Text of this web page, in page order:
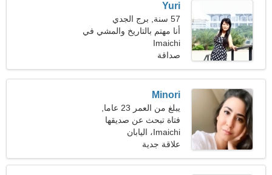
Yuri
57 سنة, برج الجدي
أنا مهتم بالتاريخ والمشي في
الطبيعة
Imaichi
صداقة
Minori
يبلغ من العمر 23 عاما,
القوس
فتاة تبحث عن صديقها
Imaichi، اليابان
علاقة جدية